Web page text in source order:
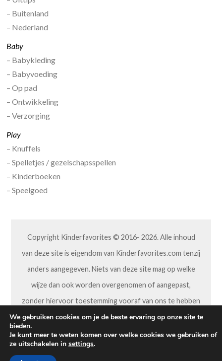
– Buitenland
– Nederland
Baby
– Babykleding
– Babyvoeding
– Op pad
– Ontwikkeling
– Verzorging
Play
– Knuffels
– Spelletjes / gezelschapsspellen
– Kinderboeken
– Speelgoed
Copyright Kinderfavorites © 2016- 2026. Alle inhoud
van deze site is eigendom van Kinderfavorites.com tenzij
anders aangegeven. Niets van deze site mag op welke
wijze dan ook worden overgenomen of aangepast,
zonder hiervoor toestemming vooraf van ons te hebben
gekregen.
We gebruiken cookies om je de beste ervaring op onze site te
bieden.
Je kunt meer te weten komen over welke cookies we gebruiken of
ze uitschakelen in settings.